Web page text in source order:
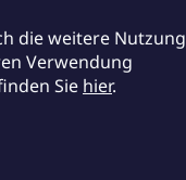
die weitere Nutzung
Verwendung
Sie hier.